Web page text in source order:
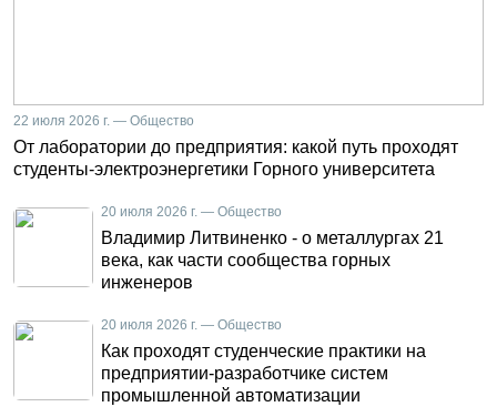
22 июля 2026 г. — Общество
От лаборатории до предприятия: какой путь проходят
студенты-электроэнергетики Горного университета
20 июля 2026 г. — Общество
Владимир Литвиненко - о металлургах 21
века, как части сообщества горных
инженеров
20 июля 2026 г. — Общество
Как проходят студенческие практики на
предприятии-разработчике систем
промышленной автоматизации